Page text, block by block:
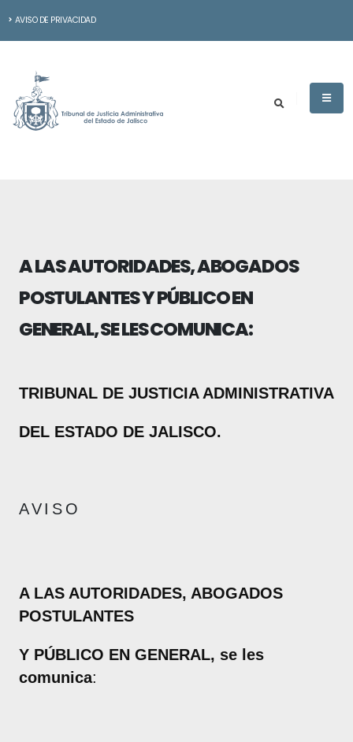
AVISO DE PRIVACIDAD
A LAS AUTORIDADES, ABOGADOS
POSTULANTES Y PÚBLICO EN
GENERAL, SE LES COMUNICA:
TRIBUNAL DE JUSTICIA ADMINISTRATIVA
DEL ESTADO DE JALISCO.
A V I S O
A LAS AUTORIDADES, ABOGADOS
POSTULANTES
Y PÚBLICO EN GENERAL, se les
comunica: